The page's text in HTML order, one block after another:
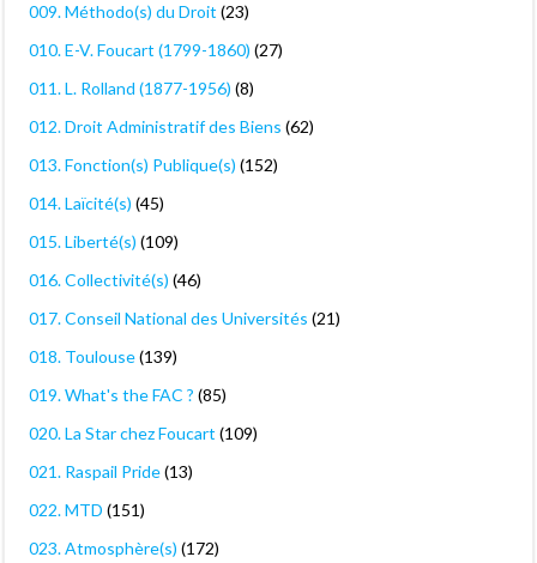
009. Méthodo(s) du Droit (23)
010. E-V. Foucart (1799-1860) (27)
011. L. Rolland (1877-1956) (8)
012. Droit Administratif des Biens (62)
013. Fonction(s) Publique(s) (152)
014. Laïcité(s) (45)
015. Liberté(s) (109)
016. Collectivité(s) (46)
017. Conseil National des Universités (21)
018. Toulouse(139)
019. What's the FAC ? (85)
020. La Star chez Foucart (109)
021. Raspail Pride(13)
022. MTD (151)
023. Atmosphère(s) (172)